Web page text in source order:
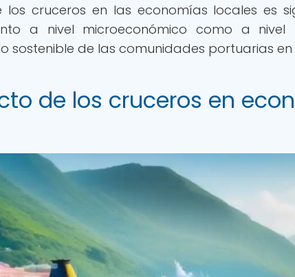
cruceros en las economías locales es
a nivel microeconómico como a nivel
sostenible de las comunidades portuarias
de los cruceros en